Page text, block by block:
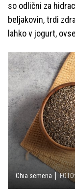
so odlični za
beljakovin, trdi
lahko v jogurt,
Chia semena